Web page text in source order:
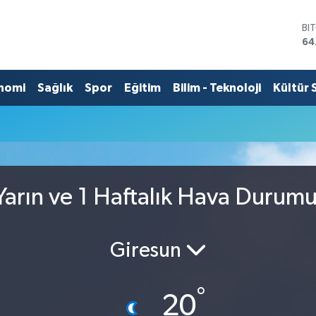
Sağlık Spor Eğitim Bilim - Teknoloji Kültür
ve 1 Haftalık Hava
Giresun
20°